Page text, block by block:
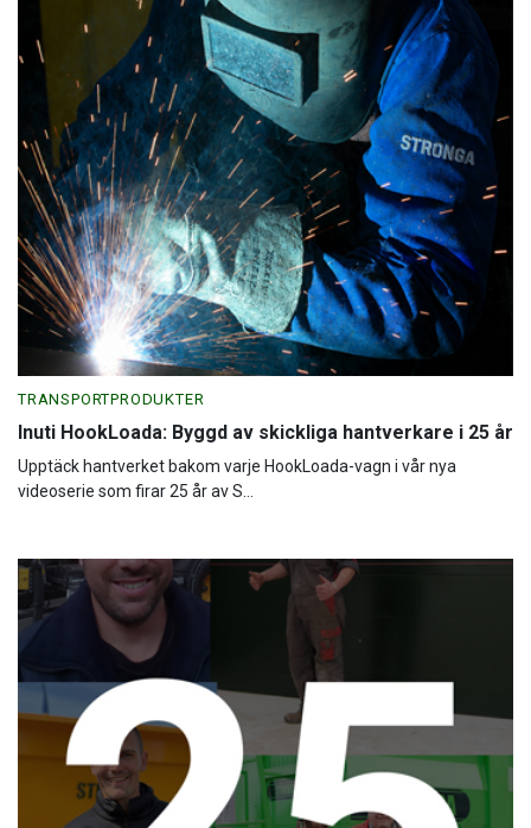
TRANSPORTPRODUKTER
Inuti HookLoada: Byggd av skickliga hantverkare i 25 år
Upptäck hantverket bakom varje HookLoada-vagn i vår nya
videoserie som firar 25 år av S...